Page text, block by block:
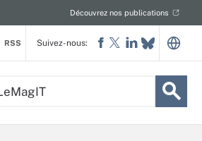
Découvrez nos publications
RSS Suivez-nous: